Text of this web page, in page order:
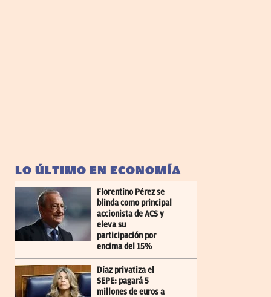
LO ÚLTIMO EN ECONOMÍA
Florentino Pérez se
blinda como principal
accionista de ACS y
eleva su
participación por
encima del 15%
Díaz privatiza el
SEPE: pagará 5
millones de euros a